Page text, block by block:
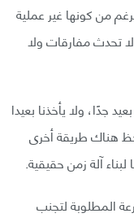
من كونها غير عملية
لا تحدث مفارقات ولا
جدًا، ولا يأخذنا بعيدا
هناك طريقة أخرى
آلة زمن حقيقية.
المطلوبة لتجنب